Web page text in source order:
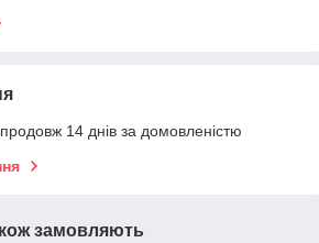
14 днів за домовленістю
замовляють